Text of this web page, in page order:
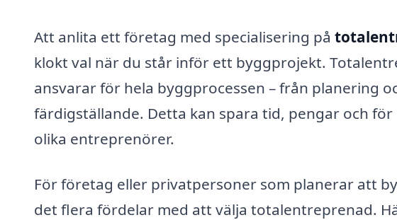
Att anlita ett företag med specialisering på
klokt val när du står inför ett byggprojekt.
ansvarar för hela byggprocessen – från planering
färdigställande. Detta kan spara tid, pengar och
olika entreprenörer.
För företag eller privatpersoner som planerar att
det flera fördelar med att välja totalentreprenad.